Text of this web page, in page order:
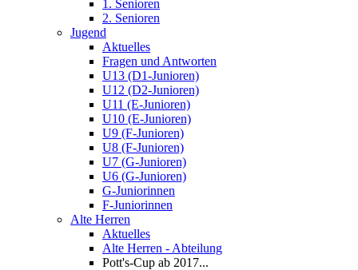
1. Senioren
2. Senioren
Jugend
Aktuelles
Fragen und Antworten
U13 (D1-Junioren)
U12 (D2-Junioren)
U11 (E-Junioren)
U10 (E-Junioren)
U9 (F-Junioren)
U8 (F-Junioren)
U7 (G-Junioren)
U6 (G-Junioren)
G-Juniorinnen
F-Juniorinnen
Alte Herren
Aktuelles
Alte Herren - Abteilung
Pott's-Cup ab 2017...